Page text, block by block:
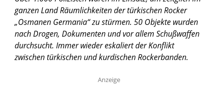
ganzen Land Räumlichkeiten der türkischen Rocker
„Osmanen Germania“ zu stürmen. 50 Objekte wurden
nach Drogen, Dokumenten und vor allem Schußwaffen
durchsucht. Immer wieder eskaliert der Konflikt
zwischen türkischen und kurdischen Rockerbanden.
Anzeige